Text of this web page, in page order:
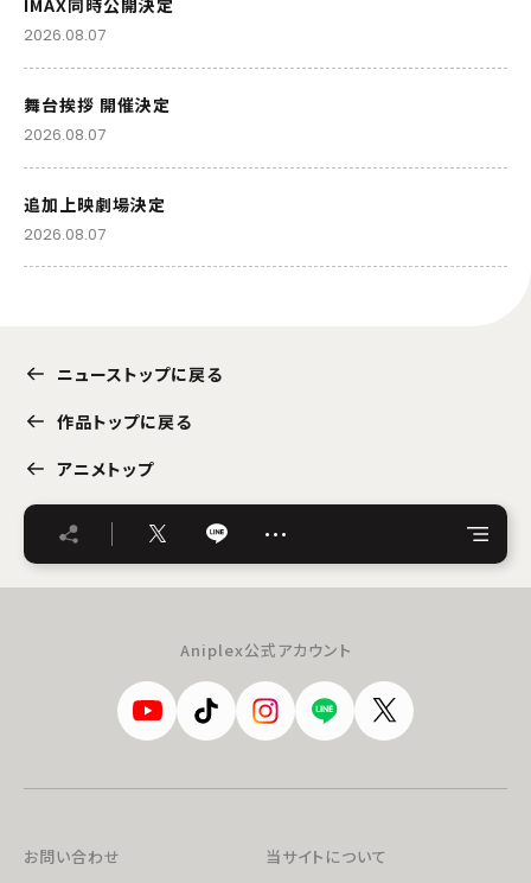
2026.08.07
舞台挨拶 開催決定
2026.08.07
追加上映劇場決定
2026.08.07
ニューストップに戻る
作品トップに戻る
アニメトップ
…
Aniplex公式アカウント
お問い合わせ 当サイトについて